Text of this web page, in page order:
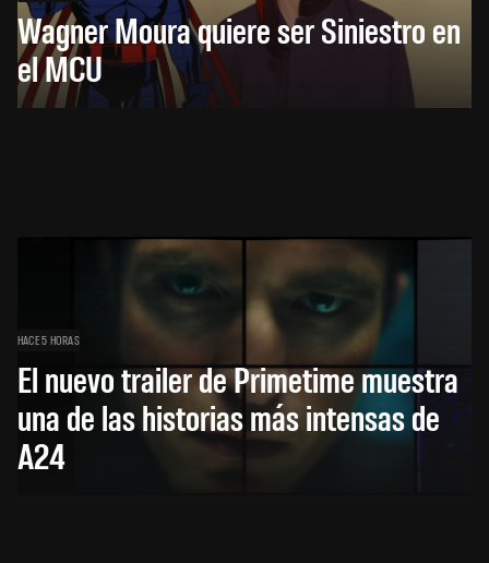
Wagner Moura quiere ser Siniestro en
el MCU
HACE 5 HORAS
El nuevo trailer de Primetime muestra
una de las historias más intensas de
A24